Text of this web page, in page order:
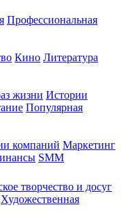
Профессиональная
Кино Литература
жизни Истории
Популярная
компаний Маркетинг
SMM
творчество и досуг
Художественная